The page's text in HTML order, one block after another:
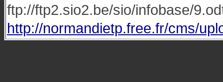
ftp://ftp2.sio2.be/sio/infobase/
http://normandietp.free.fr/cms/